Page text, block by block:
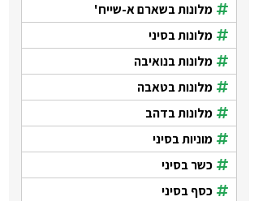
מלונות בשארם א-שייח'
מלונות בסיני
מלונות בנואיבה
מלונות בטאבה
מלונות בדהב
מוניות בסיני
כשר בסיני
כסף בסיני